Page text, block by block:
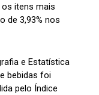
os itens mais
de 3,93% nos
e Estatística
bebidas foi
pelo Índice